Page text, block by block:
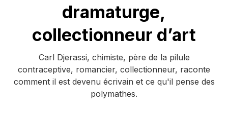
dramaturge,
collectionneur d’art
Carl Djerassi, chimiste, père de la pilule
contraceptive, romancier, collectionneur, raconte
comment il est devenu écrivain et ce qu'il pense des
polymathes.